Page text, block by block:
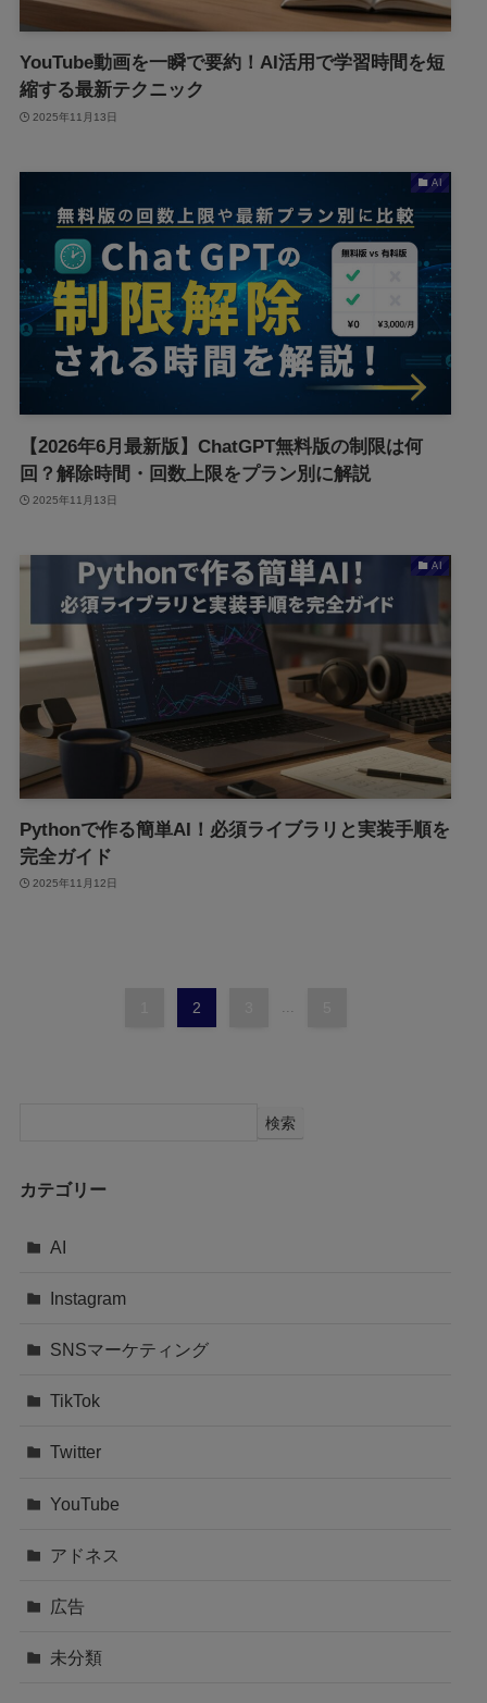
YouTube動画を一瞬で要約！AI活用で学習時間を短
縮する最新テクニック
2025年11月13日
AI
【2026年6月最新版】ChatGPT無料版の制限は何
回？解除時間・回数上限をプラン別に解説
2025年11月13日
AI
Pythonで作る簡単AI！必須ライブラリと実装手順を
完全ガイド
2025年11月12日
2
検索
カテゴリー
AI
Instagram
SNSマーケティング
TikTok
Twitter
YouTube
アドネス
広告
未分類